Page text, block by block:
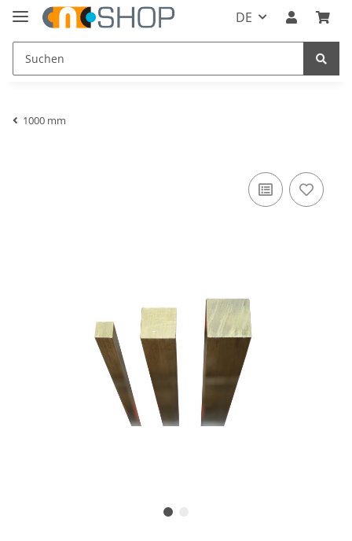
DE
1000 mm